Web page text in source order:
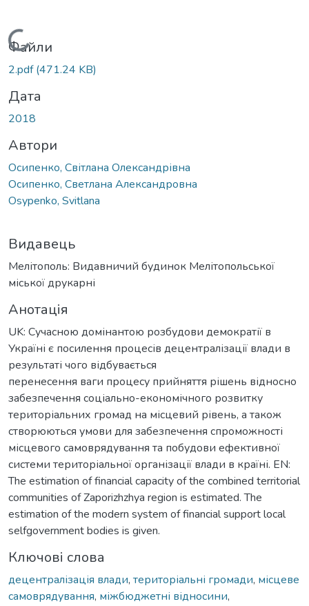
Вантажиться...
Файли
2.pdf(471.24 KB)
Дата
2018
Автори
Осипенко, Світлана Олександрівна
Осипенко, Светлана Александровна
Osypenko, Svitlana
Видавець
Мелітополь: Видавничий будинок Мелітопольської
міської друкарні
Анотація
UK: Сучасною домінантою розбудови демократії в
Україні є посилення процесів децентралізації влади в
результаті чого відбувається
перенесення ваги процесу прийняття рішень відносно
забезпечення соціально-економічного розвитку
територіальних громад на місцевий рівень, а також
створюються умови для забезпечення спроможності
місцевого самоврядування та побудови ефективної
системи територіальної організації влади в країні. EN:
The estimation of financial capacity of the combined territorial
communities of Zaporizhzhya region is estimated. The
estimation of the modern system of financial support local
selfgovernment bodies is given.
Ключові слова
децентралізація влади, територіальні громади, місцеве
самоврядування, міжбюджетні відносини,